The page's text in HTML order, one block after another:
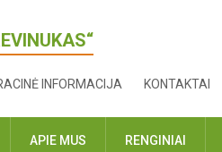
INFORMACIJA KONTAKTAI
APIE MUS RENGINIAI